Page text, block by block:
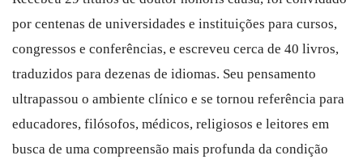
por centenas de universidades e instituições para cursos,
congressos e conferências, e escreveu cerca de 40 livros,
traduzidos para dezenas de idiomas. Seu pensamento
ultrapassou o ambiente clínico e se tornou referência para
educadores, filósofos, médicos, religiosos e leitores em
busca de uma compreensão mais profunda da condição